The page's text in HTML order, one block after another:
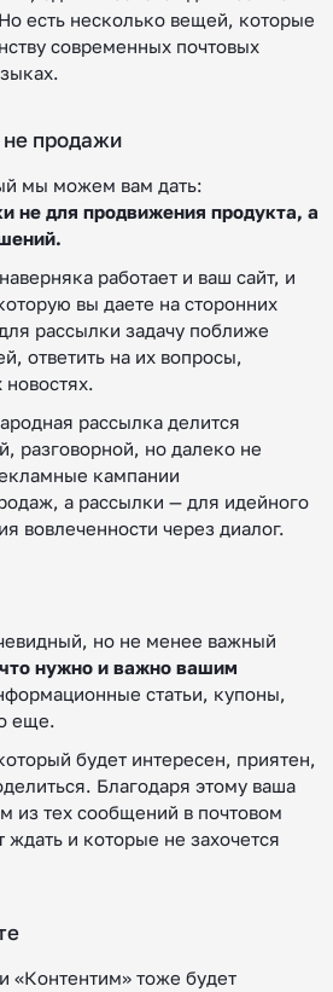
есть несколько вещей, которые
современных почтовых
не продажи
мы можем вам дать:
не для продвижения продукта, а
работает и ваш сайт, и
вы даете на сторонних
рассылки задачу поближе
ответить на их вопросы,
новостях.
рассылка делится
разговорной, но далеко не
кампании
а рассылки — для идейного
вовлеченности через диалог.
но не менее важный
нужно и важно вашим
статьи, купоны,
еще.
будет интересен, приятен,
Благодаря этому ваша
из тех сообщений в почтовом
и которые не захочется
«Контентим» тоже будет